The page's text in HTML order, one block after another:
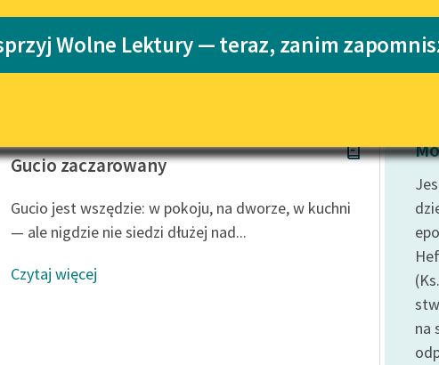
Blog
Lektury szkolne i klasyka
E-kolekcja lektur szkolnych i
literatury do słuchania dla
uczennic i uczniów z
niepełnosprawnościami
Feministyczne inspiracje.
Katalog
Katalog w
Wolne Lektury — teraz, zanim
Urbanowskiej
Gucio zaczarowany
Gucio jest wszędzie: w pokoju, na dworze, w kuchni
— ale nigdzie nie siedzi dłużej nad...
Czytaj więcej
na